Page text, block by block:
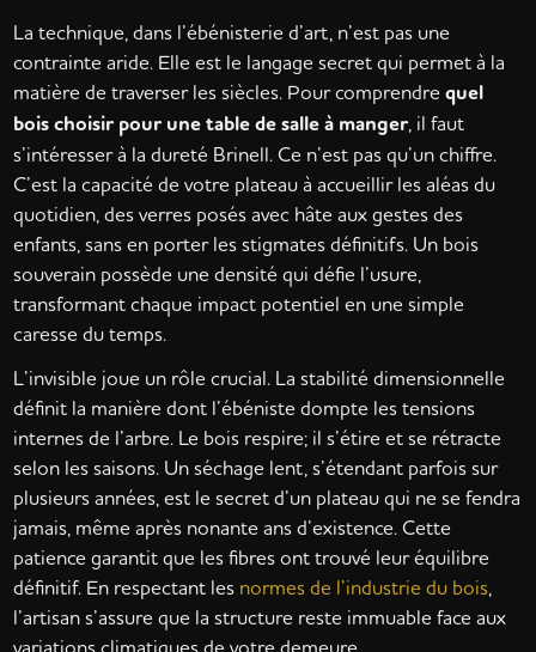
La technique, dans l’ébénisterie d’art, n’est pas une
contrainte aride. Elle est le langage secret qui permet à la
matière de traverser les siècles. Pour comprendrequel
bois choisir pour une table de salle à manger, il faut
s’intéresser à la dureté Brinell. Ce n’est pas qu’un chiffre.
C’est la capacité de votre plateau à accueillir les aléas du
quotidien, des verres posés avec hâte aux gestes des
enfants, sans en porter les stigmates définitifs. Un bois
souverain possède une densité qui défie l’usure,
transformant chaque impact potentiel en une simple
caresse du temps.
L’invisible joue un rôle crucial. La stabilité dimensionnelle
définit la manière dont l’ébéniste dompte les tensions
internes de l’arbre. Le bois respire; il s’étire et se rétracte
selon les saisons. Un séchage lent, s’étendant parfois sur
plusieurs années, est le secret d’un plateau qui ne se fendra
jamais, même après nonante ans d’existence. Cette
patience garantit que les fibres ont trouvé leur équilibre
définitif. En respectant les normes de l’industrie du bois
l’artisan s’assure que la structure reste immuable face aux
variations climatiques de votre demeure.